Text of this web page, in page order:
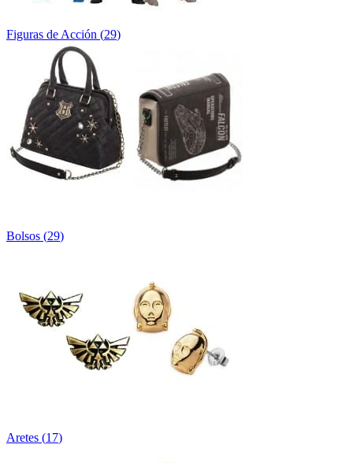
Figuras de Acción (29)
Bolsos (29)
Aretes (17)